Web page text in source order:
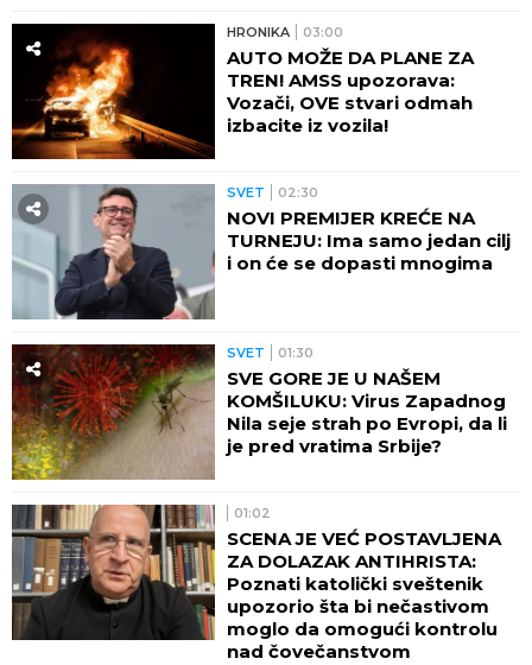
HRONIKA 03:00
AUTO MOŽE DA PLANE ZA
TREN! AMSS upozorava:
Vozači, OVE stvari odmah
izbacite iz vozila!
SVET 02:30
NOVI PREMIJER KREĆE NA
TURNEJU: Ima samo jedan cilj
i on će se dopasti mnogima
SVET 01:30
SVE GORE JE U NAŠEM
KOMŠILUKU: Virus Zapadnog
Nila seje strah po Evropi, da li
je pred vratima Srbije?
01:02
SCENA JE VEĆ POSTAVLJENA
ZA DOLAZAK ANTIHRISTA:
Poznati katolički sveštenik
upozorio šta bi nečastivom
moglo da omogući kontrolu
nad čovečanstvom